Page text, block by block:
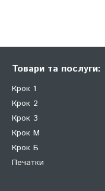
Товари та послуги:
Крок 1
Крок 2
Крок 3
Крок М
Крок Б
Печатки